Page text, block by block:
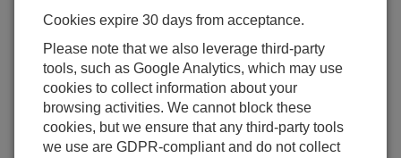
Cookies expire 30 days from acceptance.
Please note that we also leverage third-party
tools, such as Google Analytics, which may use
cookies to collect information about your
browsing activities. We cannot block these
cookies, but we ensure that any third-party tools
we use are GDPR-compliant and do not collect